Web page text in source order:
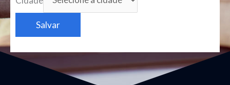
Salvar